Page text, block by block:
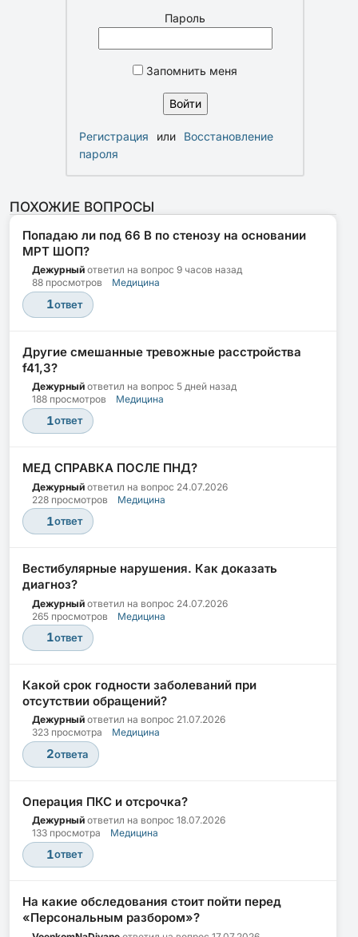
Пароль
Запомнить меня
Регистрация или
Восстановление
пароля
ПОХОЖИЕ ВОПРОСЫ
Попадаю ли под 66 В по стенозу на основании
МРТ ШОП?
Дежурный ответил на вопрос 9 часов назад
88 просмотров
Медицина
1ответ
Другие смешанные тревожные расстройства
f41,3?
Дежурный ответил на вопрос 5 дней назад
188 просмотров
Медицина
1ответ
МЕД СПРАВКА ПОСЛЕ ПНД?
Дежурный ответил на вопрос 24.07.2026
228 просмотров
Медицина
1ответ
Вестибулярные нарушения. Как доказать
диагноз?
Дежурный ответил на вопрос 24.07.2026
265 просмотров
Медицина
1ответ
Какой срок годности заболеваний при
отсутствии обращений?
Дежурный ответил на вопрос 21.07.2026
323 просмотра
Медицина
2ответа
Операция ПКС и отсрочка?
Дежурный ответил на вопрос 18.07.2026
133 просмотра
Медицина
1ответ
На какие обследования стоит пойти перед
«Персональным разбором»?